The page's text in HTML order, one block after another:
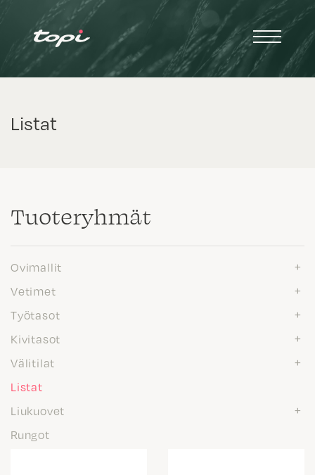
Listat
Tuote­ryhmät
Ovimallit
Vetimet
Työtasot
Kivitasot
Välitilat
Listat
Liukuovet
Rungot